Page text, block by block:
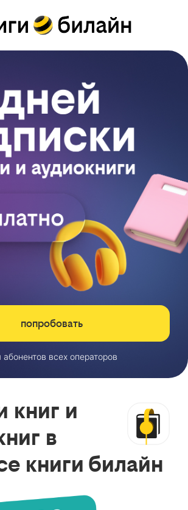
попробовать
абонентов всех операторов
книг и
в
книги билайн